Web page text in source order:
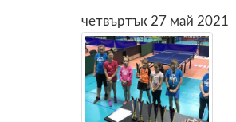
четвъртък 27 май 2021